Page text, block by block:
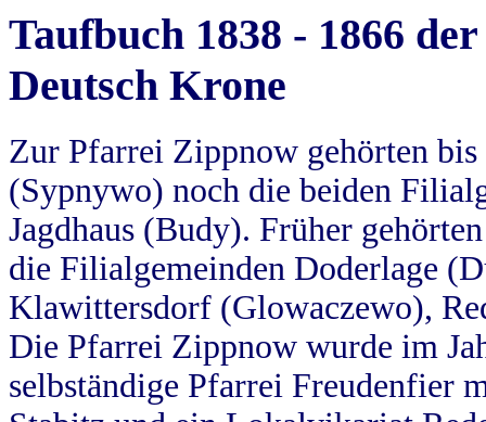
Taufbuch 1838 - 1866
Deutsch Krone
Zur Pfarrei Zippnow gehörten
(Sypnywo) noch die beiden
Jagdhaus (Budy). Früher
die Filialgemeinden Doderlage
Klawittersdorf (Glowaczewo),
Die Pfarrei Zippnow wurde im
selbständige Pfarrei Freudenfier